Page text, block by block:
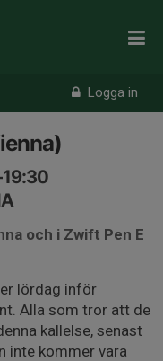
Logga in
och i Zwift Pen E
lördag inför
Alla som tror att de
kallelse, senast
inte kommer vara